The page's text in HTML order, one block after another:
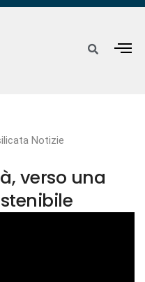
Notizie
verso una